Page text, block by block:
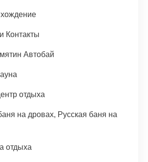
Контакты
Автобай
отдыха
на дровах, Русская баня на
отдыха